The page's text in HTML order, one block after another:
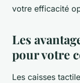
votre efficacité
Les
pour votre
Les caisses